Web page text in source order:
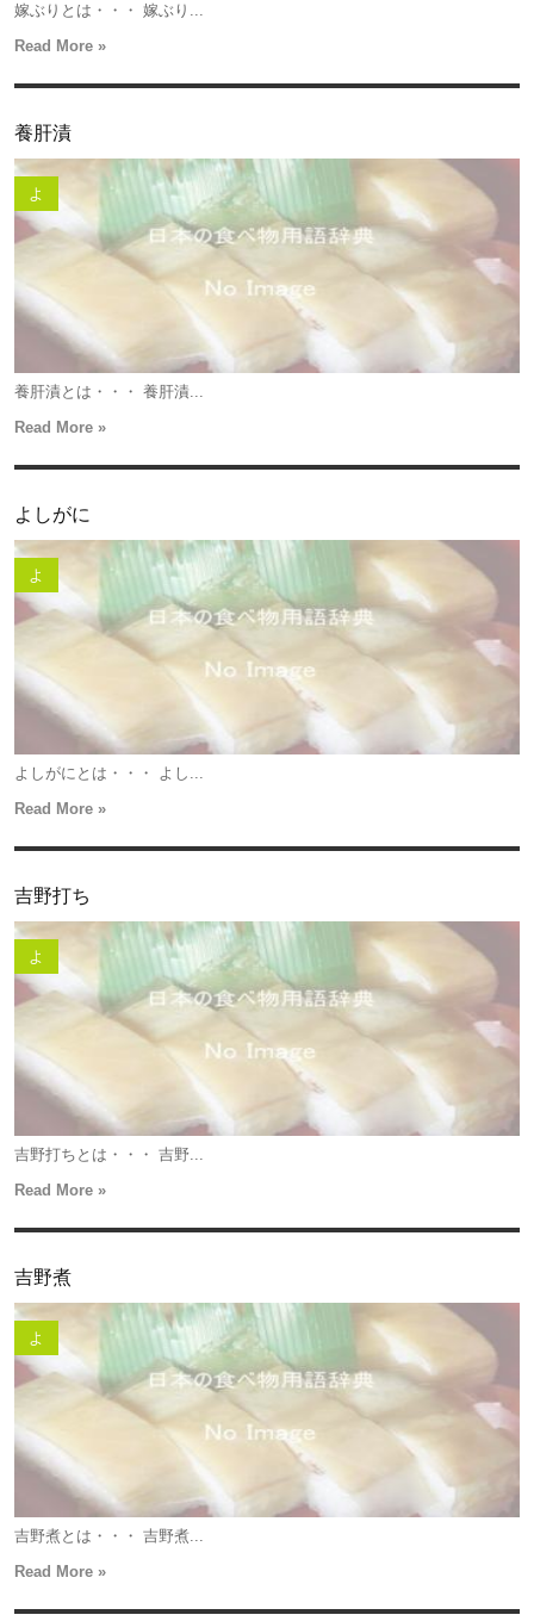
嫁ぶりとは・・・ 嫁ぶり...
Read More »
養肝漬
よ
養肝漬とは・・・ 養肝漬...
Read More »
よしがに
よ
よしがにとは・・・ よし...
Read More »
吉野打ち
よ
吉野打ちとは・・・ 吉野...
Read More »
吉野煮
よ
吉野煮とは・・・ 吉野煮...
Read More »